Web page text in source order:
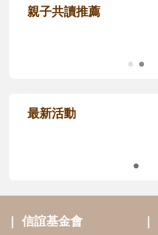
親子共讀推薦
最新活動
信誼基金會